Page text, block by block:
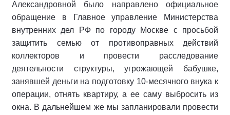
Александровной было направлено официальное
обращение в Главное управление Министерства
внутренних дел РФ по городу Москве с просьбой
защитить семью от противоправных действий
коллекторов и провести расследование
деятельности структуры, угрожающей бабушке,
занявшей деньги на подготовку 10-месячного внука к
операции, отнять квартиру, а ее саму выбросить из
окна. В дальнейшем же мы запланировали провести